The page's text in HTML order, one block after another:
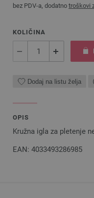
bez PDV-a, dodatno troškovi
KOLIČINA
Dodaj na listu želja
OPIS
Kružna igla za pletenje
EAN: 4033493286985